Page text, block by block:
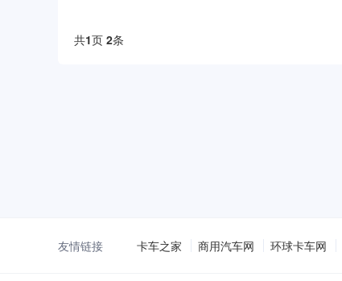
共1页 2条
友情链接 卡车之家 商用汽车网 环球卡车网